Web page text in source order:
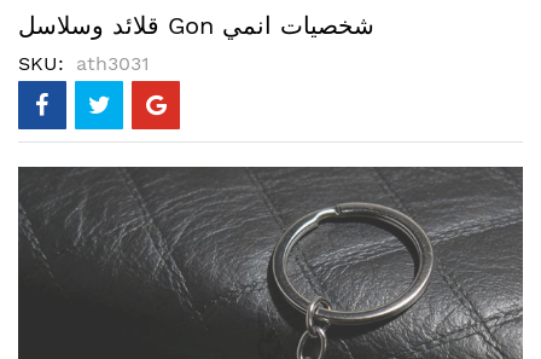
المحتوى
قلائد وسلاسل Gon شخصيات انمي
SKU ath3031
إلى
النهاية
معرض